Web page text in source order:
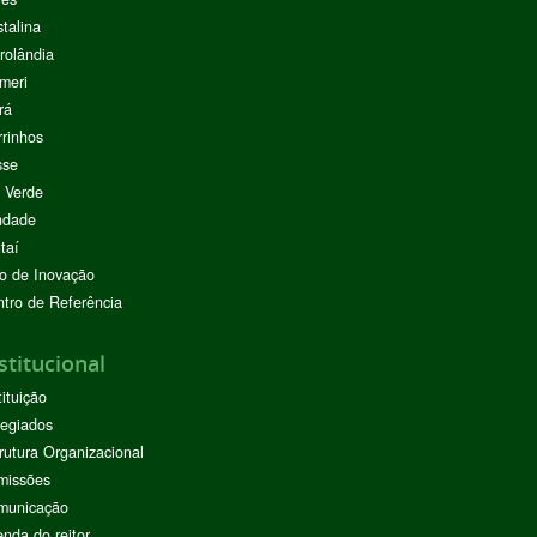
de Inovação
de Referência
Organizacional